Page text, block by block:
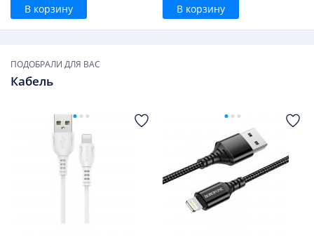
В корзину В корзину
ПОДОБРАЛИ ДЛЯ ВАС
Кабель